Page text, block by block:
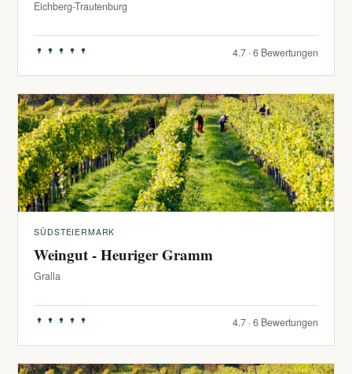
Eichberg-Trautenburg
4.7 · 6 Bewertungen
SÜDSTEIERMARK
Weingut - Heuriger Gramm
Gralla
4.7 · 6 Bewertungen